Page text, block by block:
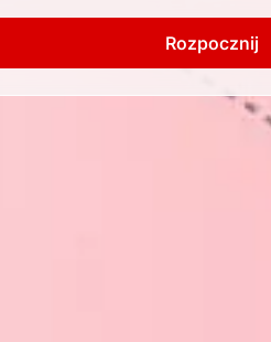
Rozpocznij